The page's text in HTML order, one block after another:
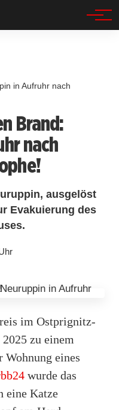
in Aufruhr nach
Brand:
nach
ausgelöst
Evakuierung des
im Ostprignitz-
zu einem
Wohnung eines
wurde das
eine Katze